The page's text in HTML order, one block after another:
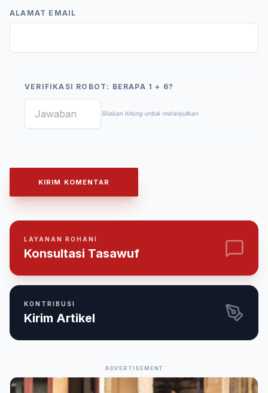
ALAMAT EMAIL
VERIFIKASI ROBOT: BERAPA 1 + 6?
Silakan hitung untuk melanjutkan
KIRIM KOMENTAR
LAYANAN ROHANI
Konsultasi Tasawuf
KONTRIBUSI
Kirim Artikel
ADVERTISEMENT